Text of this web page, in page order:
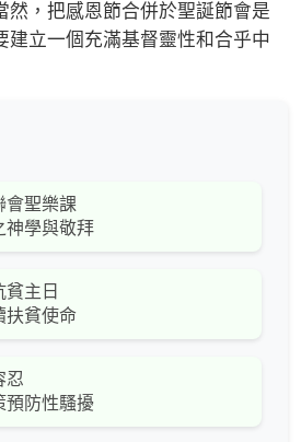
然，把感恩節合併於聖誕節會是
建立一個充滿基督靈性和合乎中
會聖樂課
學與敬拜
主日
貧使命
忍
防性騷擾